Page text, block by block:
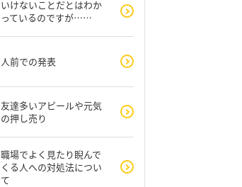
いけないことだとはわか
っているのですが……
人前での発表
友達多いアピールや元気
の押し売り
職場でよく見たり睨んで
くる人への対処法につい
て